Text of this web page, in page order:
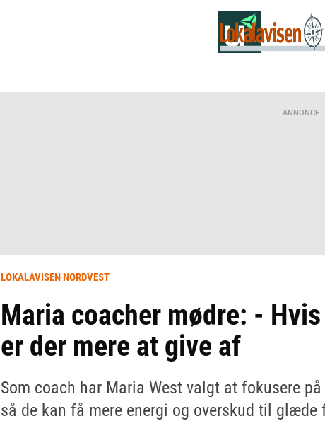
ANNONCE
LOKALAVISEN NORDVEST
Maria coacher mødre: -
er der mere at give af
Som coach har Maria West valgt at fokusere
så de kan få mere energi og overskud til glæde